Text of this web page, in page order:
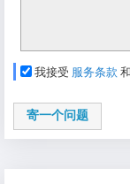
我接受 服务条款 和
寄一个问题